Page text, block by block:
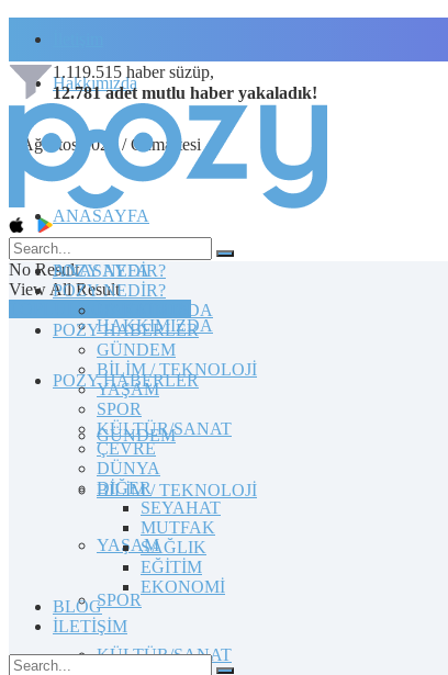
Hakkımızda
8 Ağustos 2026 / Cumartesi
1.119.515 haber süzüp,
12.781 adet mutlu haber yakaladık!
No Result
View All Result
TOPLULUĞA KATILIN
ANASAYFA
POZY NEDİR?
HAKKIMIZDA
POZY HABERLER
GÜNDEM
BİLİM / TEKNOLOJİ
YAŞAM
SPOR
KÜLTÜR/SANAT
ANASAYFA
POZY NEDİR?
HAKKIMIZDA
POZY HABERLER
GÜNDEM
BİLİM / TEKNOLOJİ
YAŞAM
SPOR
KÜLTÜR/SANAT
ÇEVRE
DÜNYA
DİĞER
SEYAHAT
MUTFAK
SAĞLIK
EĞİTİM
EKONOMİ
BLOG
İLETİŞİM